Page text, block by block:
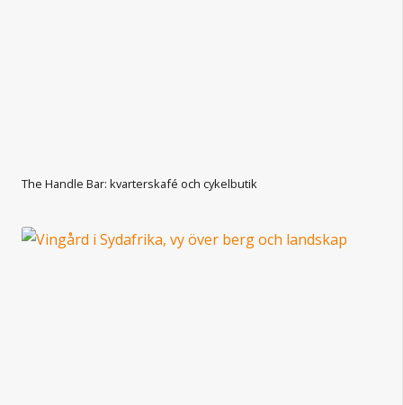
The Handle Bar: kvarterskafé och cykelbutik